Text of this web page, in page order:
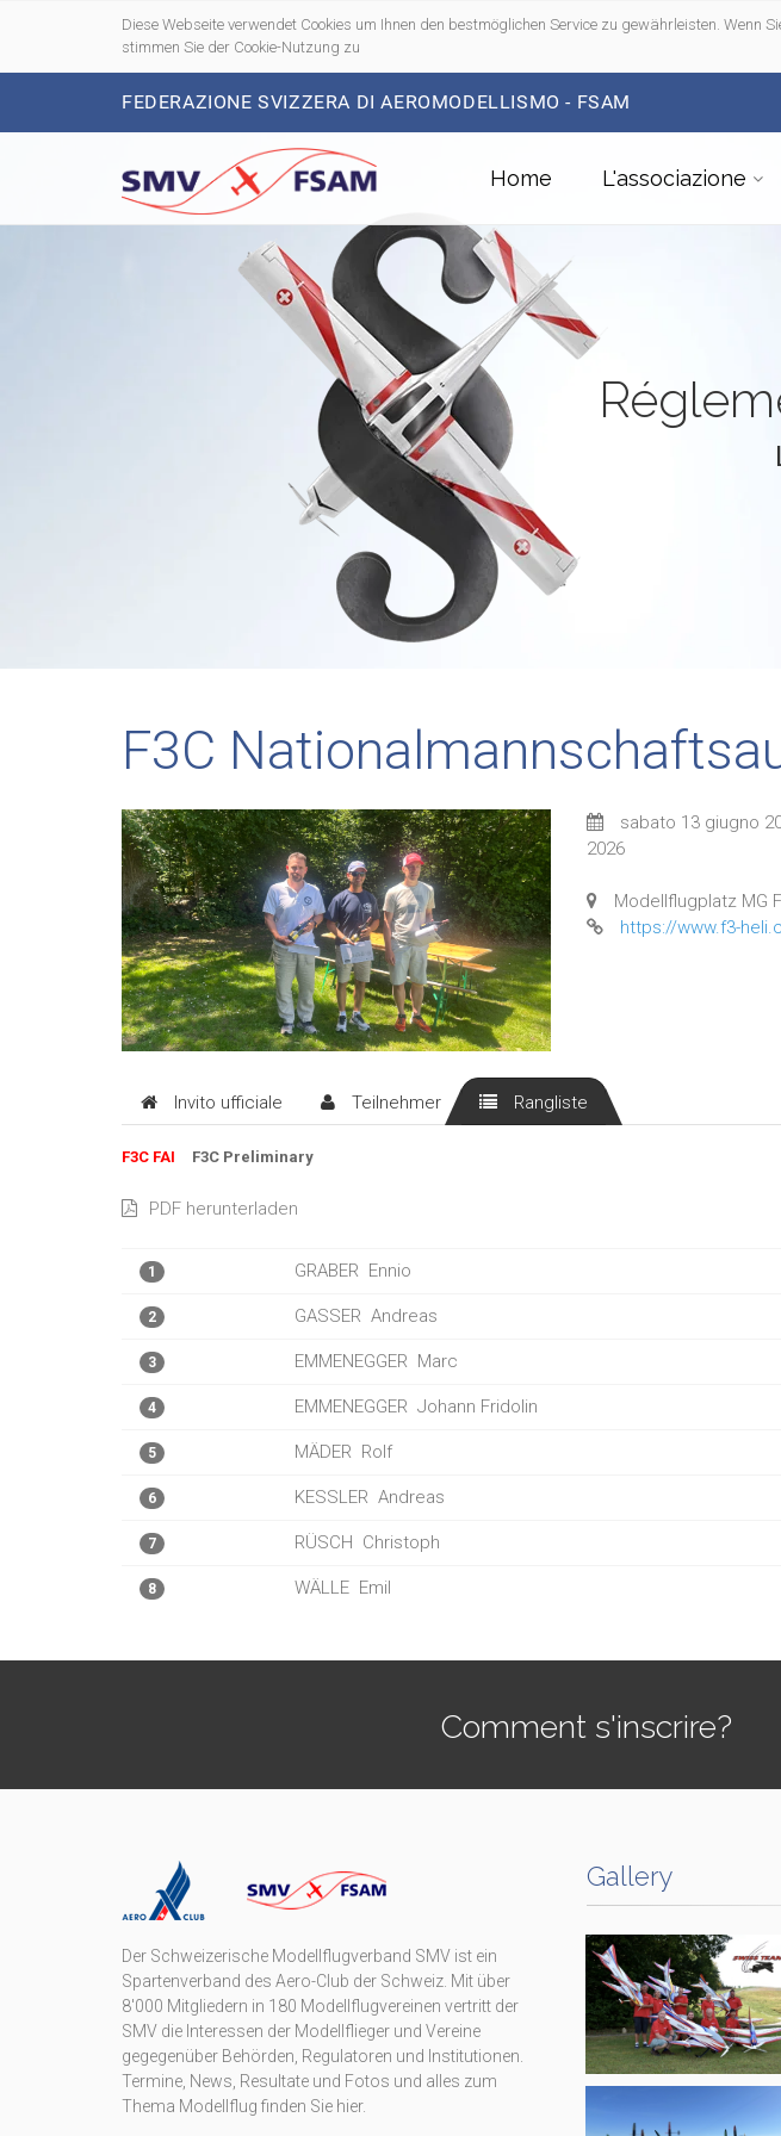
Diese Webseite verwendet Cookies um Ihnen den bestmöglichen Service zu gewährleisten. Wenn
stimmen Sie der Cookie-Nutzung zu
FEDERAZIONE SVIZZERA DI AEROMODELLISMO - FSAM
Home L'associazione
F3C
sabato 13 giugno
2026
Modellflugplatz MG
https://www.f3-
Invito ufficiale Teilnehmer Rangliste
F3C FAI F3C Preliminary
PDF herunterladen
1 GRABER Ennio
2 GASSER Andreas
3 EMMENEGGER Marc
4 EMMENEGGER Johann Fridolin
5 MÄDER Rolf
6 KESSLER Andreas
7 RÜSCH Christoph
8 WÄLLE Emil
Comment s'inscrire?
Der Schweizerische Modellflugverband SMV ist ein
Spartenverband des Aero-Club der Schweiz. Mit über
8'000 Mitgliedern in 180 Modellflugvereinen vertritt der
SMV die Interessen der Modellflieger und Vereine
gegegenüber Behörden, Regulatoren und Institutionen.
Termine, News, Resultate und Fotos und alles zum
Thema Modellflug finden Sie hier.
Gallery